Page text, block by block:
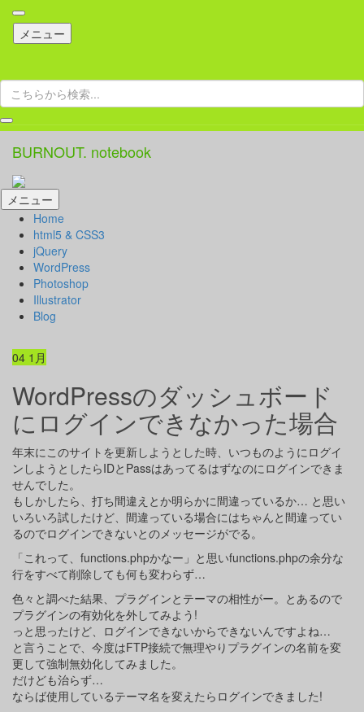
メニュー コ
ン
ン
ツ
へ
ス
キ
ッ
検
索:
BURNOUT. notebook
メニュー コ
ン
テ
ン
ツ
へ
ス
Home
html5 & CSS3
jQuery
WordPress
Photoshop
Illustrator
Blog
04 1月
WordPressのダッシュボード
にログインできなかった場合
年末にこのサイトを更新しようとした時、いつものようにログイ
ンしようとしたらIDとPassはあってるはずなのにログインできま
せんでした。
もしかしたら、打ち間違えとか明らかに間違っているか… と思い
いろいろ試したけど、間違っている場合にはちゃんと間違ってい
るのでログインできないとのメッセージがでる。
「これって、functions.phpかなー」と思いfunctions.phpの余分な
行をすべて削除しても何も変わらず…
色々と調べた結果、プラグインとテーマの相性がー。とあるので
プラグインの有効化を外してみよう!
っと思ったけど、ログインできないからできないんですよね…
と言うことで、今度はFTP接続で無理やりプラグインの名前を変
更して強制無効化してみました。
だけども治らず…
ならば使用しているテーマ名を変えたらログインできました!